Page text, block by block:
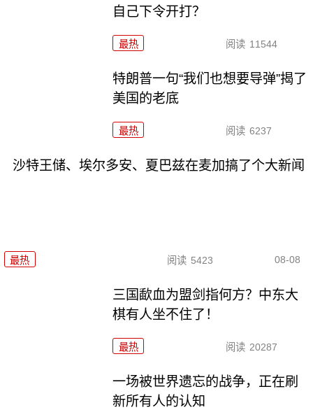
自己下令开打？
最热 阅读 11544
特朗普一句“我们也想要导弹”揭了
美国的老底
最热 阅读 6237
沙特王储、埃尔多安、夏巴兹在麦加搞了个大新闻
最热 阅读 5423 08-08
三国歃血为盟剑指何方？中东大
棋有人坐不住了！
最热 阅读 20287
一场被世界遗忘的战争，正在刷
新所有人的认知